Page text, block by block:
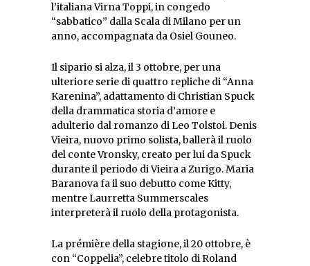
l’italiana Virna Toppi, in congedo
“sabbatico” dalla Scala di Milano per un
anno, accompagnata da Osiel Gouneo.
Il sipario si alza, il 3 ottobre, per una
ulteriore serie di quattro repliche di “Anna
Karenina”, adattamento di Christian Spuck
della drammatica storia d’amore e
adulterio dal romanzo di Leo Tolstoi. Denis
Vieira, nuovo primo solista, ballerà il ruolo
del conte Vronsky, creato per lui da Spuck
durante il periodo di Vieira a Zurigo. Maria
Baranova fa il suo debutto come Kitty,
mentre Laurretta Summerscales
interpreterà il ruolo della protagonista.
La prémière della stagione, il 20 ottobre, è
con “Coppelia”, celebre titolo di Roland